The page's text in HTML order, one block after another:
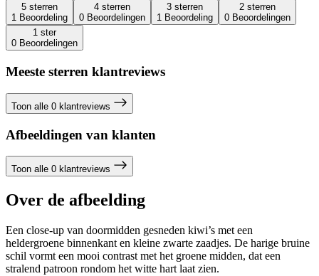
5 sterren
1 Beoordeling
4 sterren
0 Beoordelingen
3 sterren
1 Beoordeling
2 sterren
0 Beoordelingen
1 ster
0 Beoordelingen
Meeste sterren klantreviews
Toon alle 0 klantreviews
Afbeeldingen van klanten
Toon alle 0 klantreviews
Over de afbeelding
Een close-up van doormidden gesneden kiwi’s met een
heldergroene binnenkant en kleine zwarte zaadjes. De harige bruine
schil vormt een mooi contrast met het groene midden, dat een
stralend patroon rondom het witte hart laat zien.